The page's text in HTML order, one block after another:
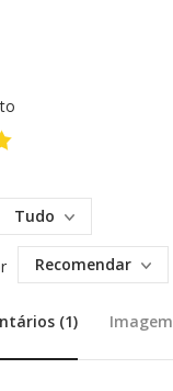
Tudo
Recomendar
(1) Imagem